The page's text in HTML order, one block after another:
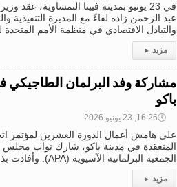
في 23 يونيو بمدينة فيينا النمساوية،
عبد الرحمن زاده لقاءً مع المديرة التنفيذية
والتبادل الاقتصادي في منظمة الأمم المتحدة
مزيد ▸
مشاركة وفد البرلمان الطاجيكي
باكو
🕔16:26, 23.يونيو 2026
المنعقدة في مدينة باكو، شارك نواب
الجمعية البرلمانية الآسيوية (APA). وأفادت بذلك وكالة الأنباء الوطنية الطاجيكية
مزيد ▸